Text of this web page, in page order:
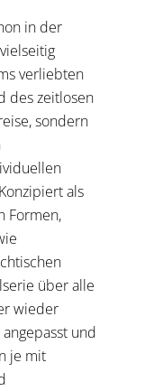
in der
verliebten
des zeitlosen
sondern
als
Formen,
über alle
wieder
und
je mit